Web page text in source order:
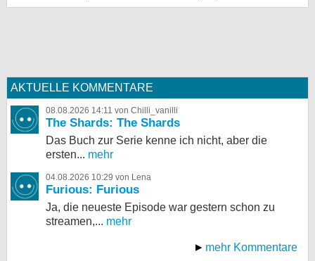
AKTUELLE KOMMENTARE
08.08.2026 14:11 von Chilli_vanilli
The Shards: The Shards
Das Buch zur Serie kenne ich nicht, aber die
ersten... mehr
04.08.2026 10:29 von Lena
Furious: Furious
Ja, die neueste Episode war gestern schon zu
streamen,... mehr
mehr Kommentare